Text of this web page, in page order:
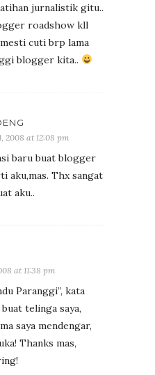
jurnalistik gitu..
roadshow kll
cuti brp lama
blogger kita..
2008 at 12:08 pm
baru buat blogger
aku,mas. Thx sangat
aku..
at 11:38 pm
Paranggi”, kata
telinga saya,
saya mendengar,
Thanks mas,